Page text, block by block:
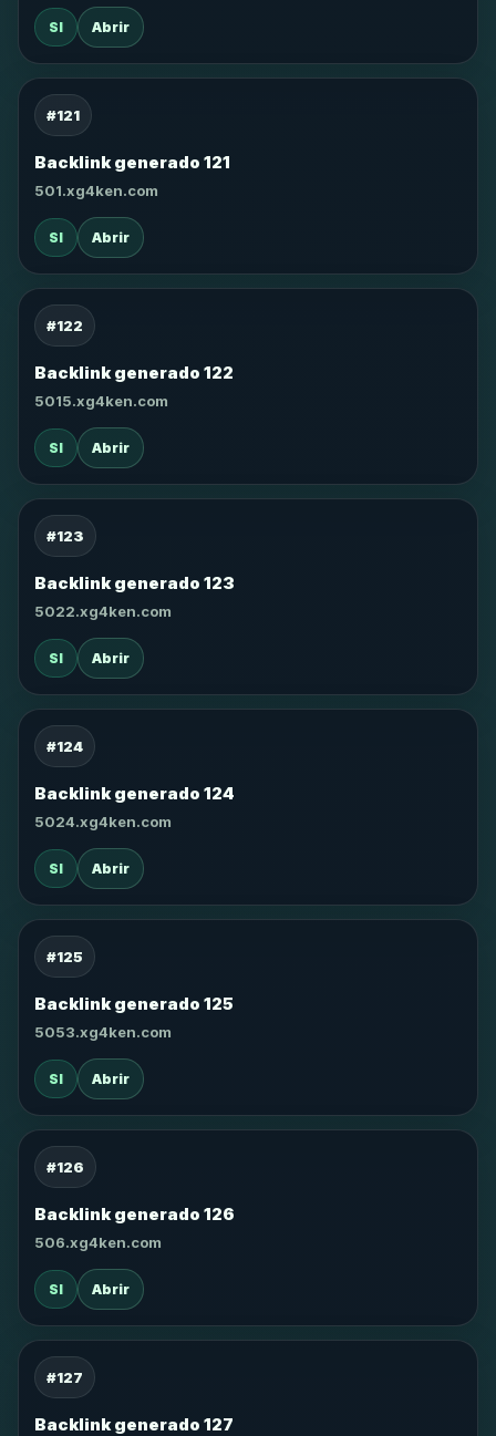
SI Abrir
#121
Backlink generado 121
501.xg4ken.com
SI Abrir
#122
Backlink generado 122
5015.xg4ken.com
SI Abrir
#123
Backlink generado 123
5022.xg4ken.com
SI Abrir
#124
Backlink generado 124
5024.xg4ken.com
SI Abrir
#125
Backlink generado 125
5053.xg4ken.com
SI Abrir
#126
Backlink generado 126
506.xg4ken.com
SI Abrir
#127
Backlink generado 127